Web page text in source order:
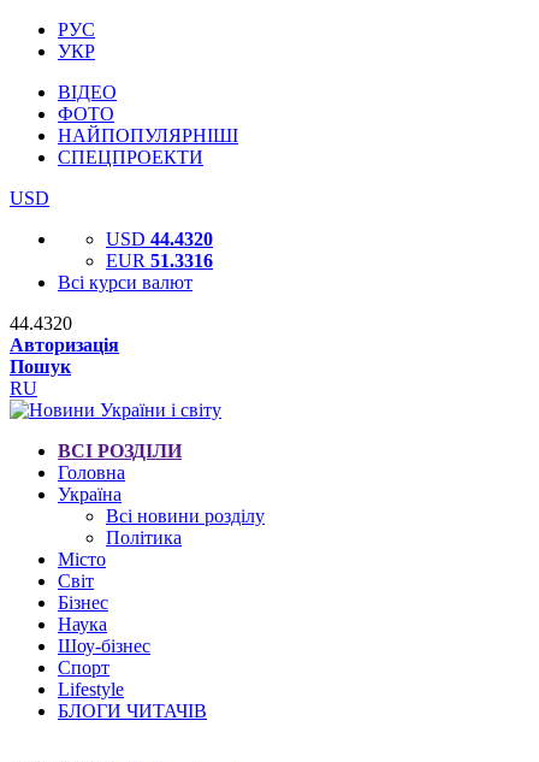
РУС
УКР
ВІДЕО
ФОТО
НАЙПОПУЛЯРНІШІ
СПЕЦПРОЕКТИ
USD
USD 44.4320
EUR 51.3316
Всі курси валют
44.4320
Авторизація
Пошук
RU
ВСІ РОЗДІЛИ
Головна
Україна
Всі новини розділу
Політика
Місто
Світ
Бізнес
Наука
Шоу-бізнес
Спорт
Lifestyle
БЛОГИ ЧИТАЧІВ